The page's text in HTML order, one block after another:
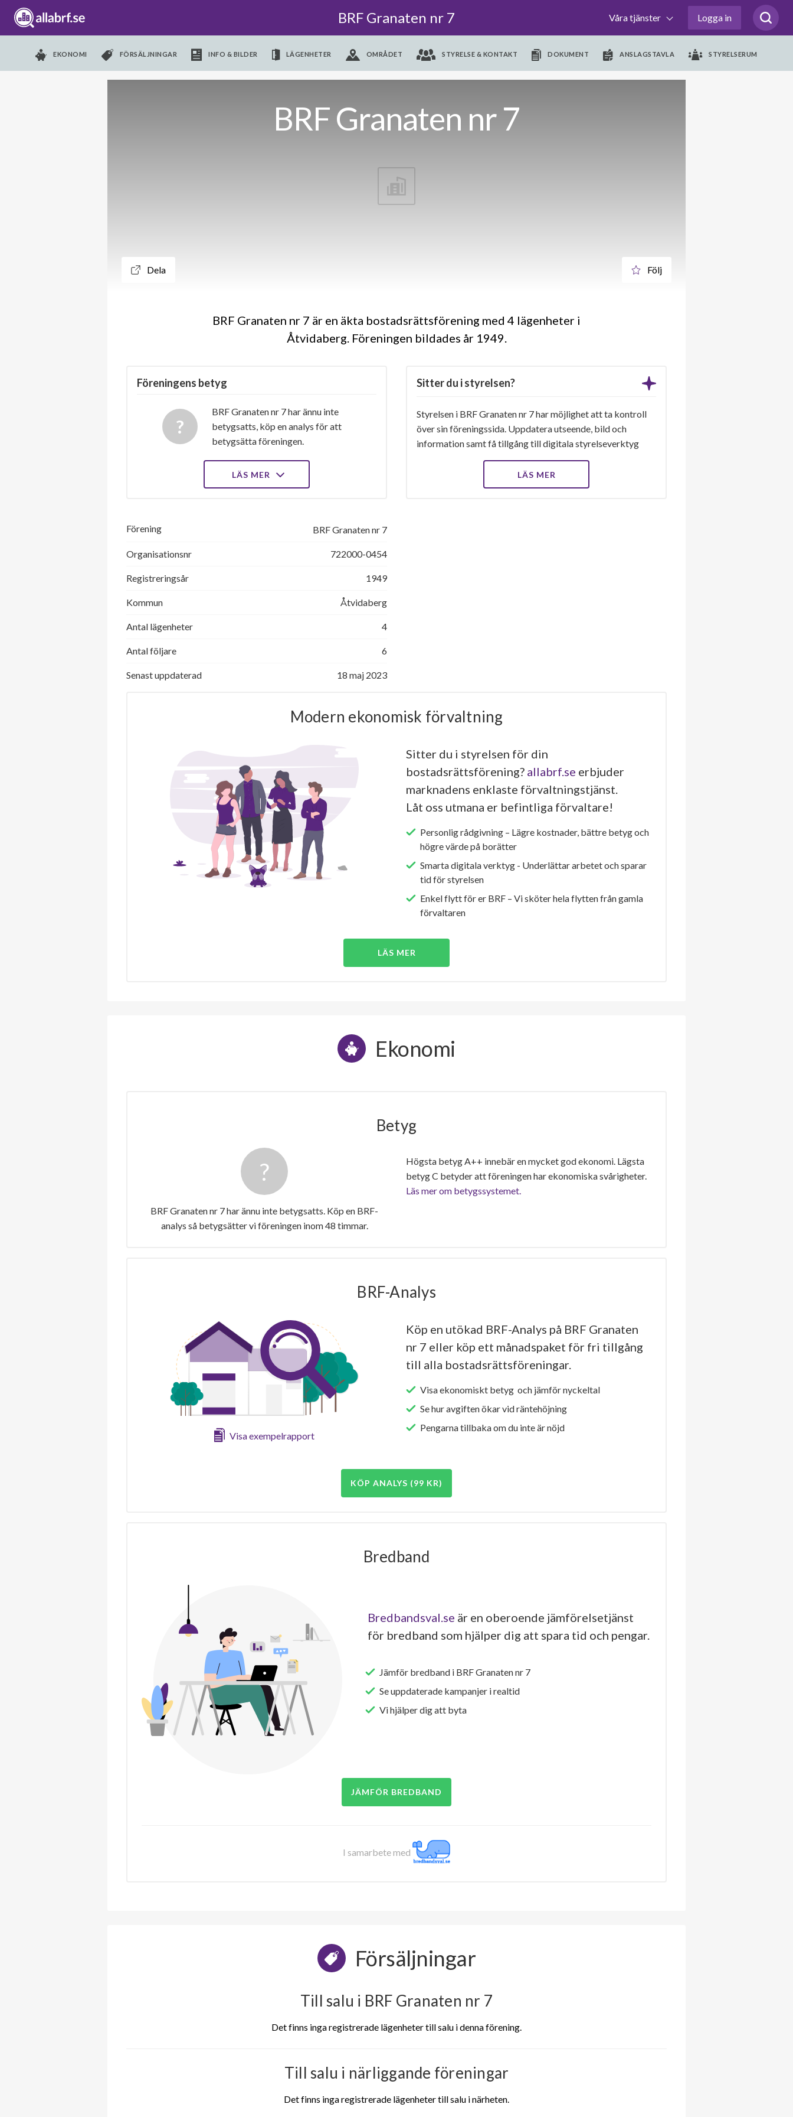
BRF Granaten nr 7 Våra tjänster Logga in
EKONOMI FÖRSÄLJNINGAR INFO & BILDER LÄGENHETER OMRÅDET STYRELSE & KONTAKT DOKUMENT ANSLAGSTAVLA STYRELSERUM
BRF Granaten nr 7
Dela Följ
BRF Granaten nr 7 är en äkta bostadsrättsförening med 4 lägenheter i
Åtvidaberg. Föreningen bildades år 1949
Föreningens betyg
BRF Granaten nr 7 har ännu inte
betygsatts, köp en analys för att
betygsätta föreningen.
LÄS MER
Sitter du i styrelsen?
Styrelsen i BRF Granaten nr 7 har möjlighet att ta kontroll
över sin föreningssida. Uppdatera utseende, bild och
information samt få tillgång till digitala styrelseverktyg
LÄS MER
Förening BRF Granaten nr 7
Organisationsnr 722000-0454
Registreringsår 1949
Kommun Åtvidaberg
Antal lägenheter 4
Antal följare 6
Senast uppdaterad 18 maj 2023
Modern ekonomisk förvaltning
Sitter du i styrelsen för din
bostadsrättsförening? allabrf.se erbjuder
marknadens enklaste förvaltningstjänst.
Låt oss utmana er befintliga förvaltare!
Personlig rådgivning – Lägre kostnader, bättre betyg och
högre värde på borätter
Smarta digitala verktyg - Underlättar arbetet och sparar
tid för styrelsen
Enkel flytt för er BRF – Vi sköter hela flytten från gamla
förvaltaren
LÄS MER
Ekonomi
Betyg
BRF Granaten nr 7 har ännu inte betygsatts. Köp en BRF-
analys så betygsätter vi föreningen inom 48 timmar.
Högsta betyg A++ innebär en mycket god ekonomi. Lägsta
betyg C betyder att föreningen har ekonomiska svårigheter.
Läs mer om betygssystemet.
BRF-Analys
Visa exempelrapport
Köp en utökad BRF-Analys på BRF Granaten
nr 7 eller köp ett månadspaket för fri tillgång
till alla bostadsrättsföreningar.
Visa ekonomiskt betyg och jämför nyckeltal
Se hur avgiften ökar vid räntehöjning
Pengarna tillbaka om du inte är nöjd
KÖP ANALYS (99 KR)
Bredband
Bredbandsval.se är en oberoende jämförelsetjänst
för bredband som hjälper dig att spara tid och pengar.
Jämför bredband i BRF Granaten nr 7
Se uppdaterade kampanjer i realtid
Vi hjälper dig att byta
JÄMFÖR BREDBAND
I samarbete med
Försäljningar
Till salu i BRF Granaten nr 7
Det finns inga registrerade lägenheter till salu i denna förening.
Till salu i närliggande föreningar
Det finns inga registrerade lägenheter till salu i närheten.